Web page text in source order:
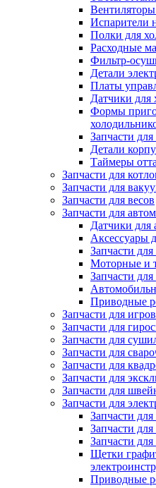
Испарители
Полки для
Расходные
Фильтр-
Детали
Платы
Датчики для
Формы
Запчасти
Детали
Таймеры
Запчасти для
Запчасти для
Запчасти для весов
Запчасти для
Датчики для
Аксессуары
Запчасти
Моторные и
Запчасти
Приводные
Запчасти для
Запчасти для
Запчасти для
Запчасти для
Запчасти для
Запчасти для
Запчасти для
Запчасти для
Запчасти
Запчасти
Запчасти
Щетки
Приводные